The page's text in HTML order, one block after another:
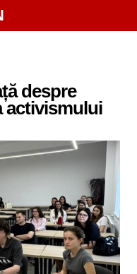
despre
activismului